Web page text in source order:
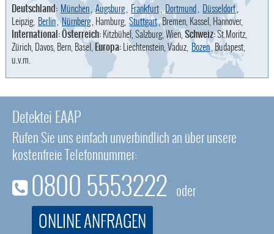
Deutschland: München Augsburg Frankfurt,Dortmund Düsseldorf,
Leipzig, Berlin,Nürnberg , Hamburg, Stuttgart, Bremen, Kassel, Hannover,
International: Österreich:Kitzbühel, Salzburg, Wien,Schweiz:St.Moritz,
Zürich, Davos, Bern, Basel,Europa:Liechtenstein, Vaduz, Bozen, Budapest,
u.v.m.
Detektei EAAP
Rufen Sie uns einfach unverbindlich an über unsere
kostenfreie Telefonnummer:
0800 5553222 oder
ONLINE ANFRAGEN